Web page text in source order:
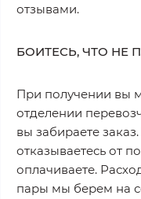
отзывами.
БОИТЕСЬ, ЧТО НЕ
При получении вы
отделении
вы забираете
отказываетесь от
оплачиваете.
пары мы берем на